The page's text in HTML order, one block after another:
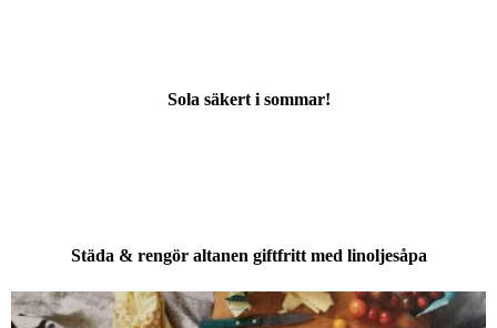
Sola säkert i sommar!
Städa & rengör altanen giftfritt med linoljesåpa